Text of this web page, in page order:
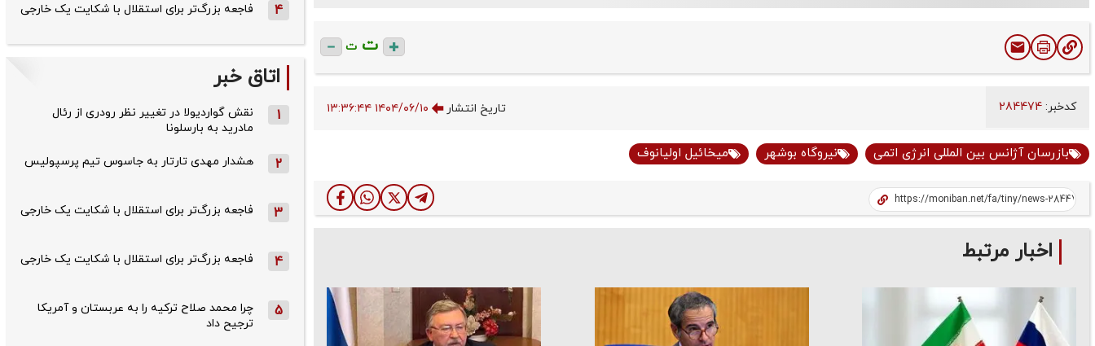
ت ت
کدخبر: تاریخ انتشار ۱۴۰۴/۰۶/۱۰ ۱۳:۳۶:۴۴
بازرسان آژانس بین المللی انرژی اتمی نیروگاه بوشهر میخائیل اولیانوف
اخبار مرتبط
4 فاجعه بزرگ‌تر برای استقلال با شکایت یک خارجی
اتاق خبر
1
نقش گواردیولا در تغییر نظر رودری از رئال
مادرید به بارسلونا
2 هشدار مهدی تارتار به جاسوس تیم پرسپولیس
3 فاجعه بزرگ‌تر برای استقلال با شکایت یک خارجی
4 فاجعه بزرگ‌تر برای استقلال با شکایت یک خارجی
5
چرا محمد صلاح ترکیه را به عربستان و آمریکا
ترجیح داد